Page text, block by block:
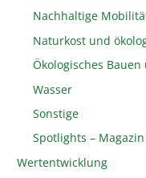
Nachhaltige
Naturkost und
Ökologisches
Wasser
Sonstige
Spotlights – Magazin
Wertentwicklung